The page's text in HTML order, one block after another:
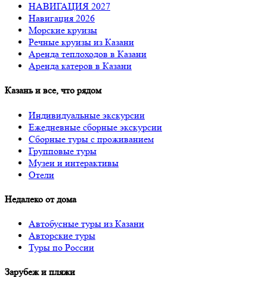
НАВИГАЦИЯ 2027
Навигация 2026
Морские круизы
Речные круизы из Казани
Аренда теплоходов в Казани
Аренда катеров в Казани
Казань и все, что рядом
Индивидуальные экскурсии
Ежедневные сборные экскурсии
Сборные туры с проживанием
Групповые туры
Музеи и интерактивы
Отели
Недалеко от дома
Автобусные туры из Казани
Авторские туры
Туры по России
Зарубеж и пляжи